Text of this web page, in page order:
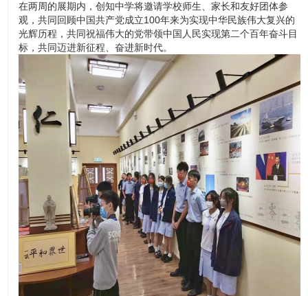
在两周的展期内，创知中学将邀请学校师生、家长和友好团体参
观，共同回顾中国共产党成立100年来为实现中华民族伟大复兴的
光辉历程，共同祝福伟大的党带领中国人民实现第二个百年奋斗目
标，共同迈进新征程、奋进新时代。